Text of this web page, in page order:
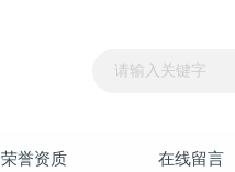
荣誉资质 在线留言